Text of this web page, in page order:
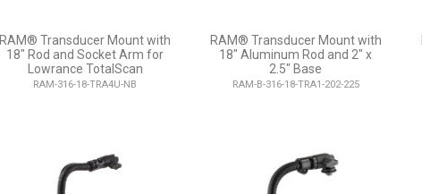
RAM® Transducer Mount with
18" Rod and Socket Arm for
Lowrance TotalScan
RAM-316-18-TRA4U-NB
RAM® Transducer Mount with
18" Aluminum Rod and 2" x
2.5" Base
RAM-B-316-18-TRA1-202-225